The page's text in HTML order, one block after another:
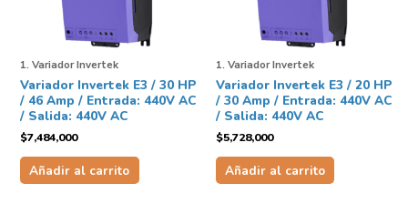
1. Variador Invertek
Variador Invertek E3 / 30 HP
/ 46 Amp / Entrada: 440V AC
/ Salida: 440V AC
$7,484,000
Añadir al carrito
1. Variador Invertek
Variador Invertek E3 / 20 HP
/ 30 Amp / Entrada: 440V AC
/ Salida: 440V AC
$5,728,000
Añadir al carrito